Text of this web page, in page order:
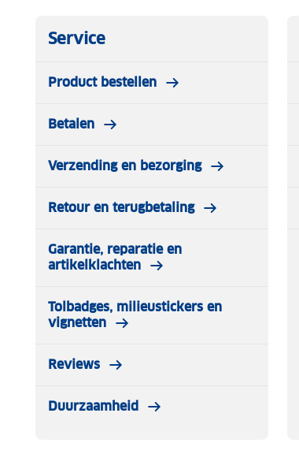
Service
Product bestellen
Betalen
Verzending en bezorging
Retour en terugbetaling
Garantie, reparatie en
artikelklachten
Tolbadges, milieustickers en
vignetten
Reviews
Duurzaamheid